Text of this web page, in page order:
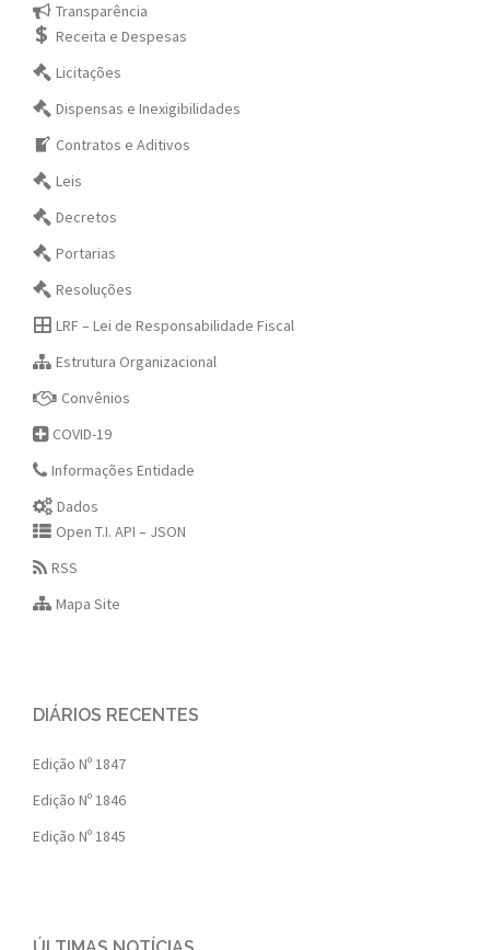
Transparência
Receita e Despesas
Licitações
Dispensas e Inexigibilidades
Contratos e Aditivos
Leis
Decretos
Portarias
Resoluções
LRF – Lei de Responsabilidade Fiscal
Estrutura Organizacional
Convênios
COVID-19
Informações Entidade
Dados
Open T.I. API – JSON
RSS
Mapa Site
DIÁRIOS RECENTES
Edição Nº 1847
Edição Nº 1846
Edição Nº 1845